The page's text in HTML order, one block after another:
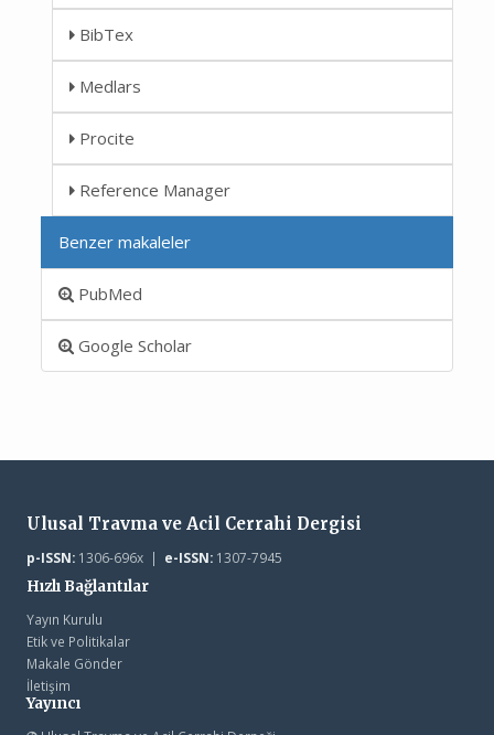
BibTex
Medlars
Procite
Reference Manager
Benzer makaleler
PubMed
Google Scholar
Ulusal Travma ve Acil Cerrahi Dergisi
p-ISSN:1306-696x | e-ISSN:1307-7945
Hızlı Bağlantılar
Yayın Kurulu
Etik ve Politikalar
Makale Gönder
İletişim
Yayıncı